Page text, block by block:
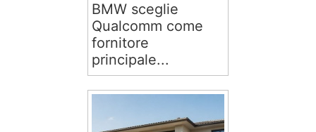
BMW sceglie
Qualcomm come
fornitore
principale...